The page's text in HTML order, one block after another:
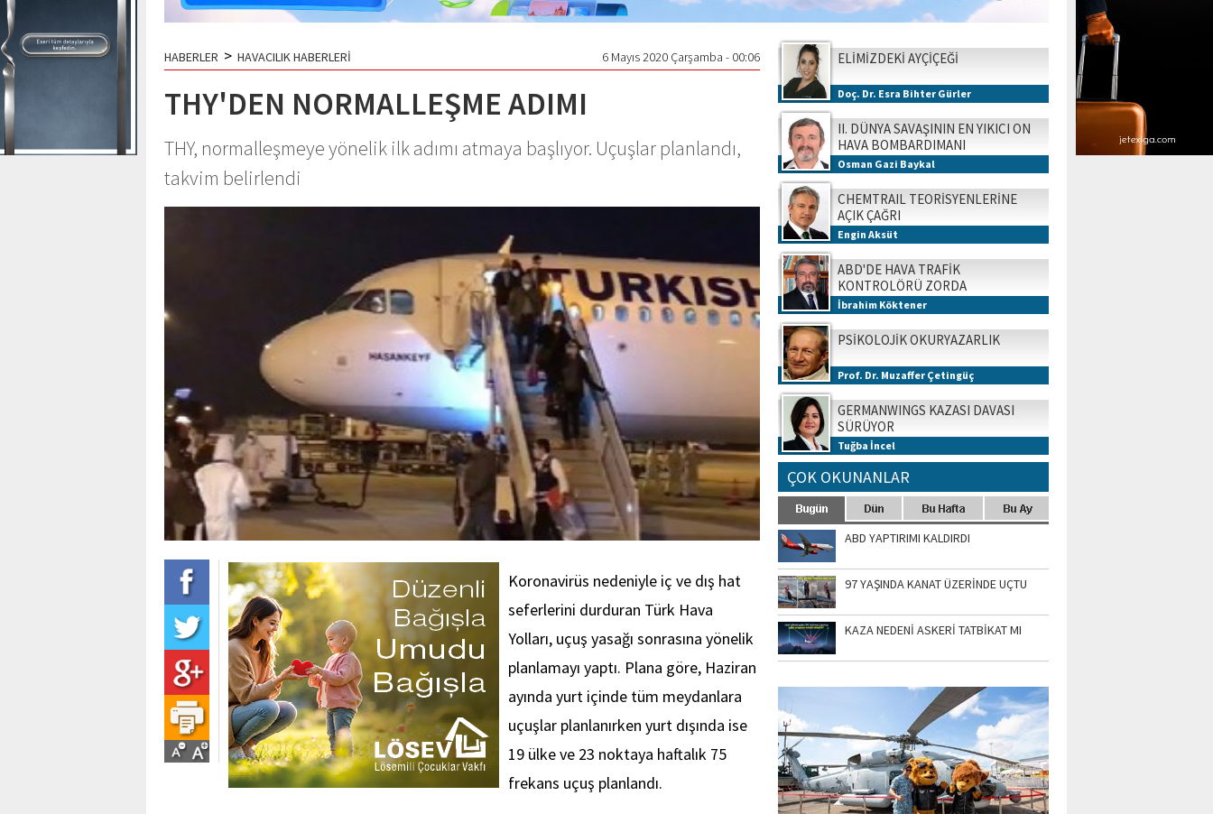
HABERLER > HAVACILIK HABERLERİ 6 Mayıs 2020 Çarşamba - 00:06
THY'DEN NORMALLEŞME ADIMI
THY, normalleşmeye yönelik ilk adımı atmaya başlıyor. Uçuşlar planlandı,
takvim belirlendi
Koronavirüs nedeniyle iç ve dış hat
seferlerini durduran Türk Hava
Yolları, uçuş yasağı sonrasına yönelik
planlamayı yaptı. Plana göre, Haziran
ayında yurt içinde tüm meydanlara
uçuşlar planlanırken yurt dışında ise
19 ülke ve 23 noktaya haftalık 75
frekans uçuş planlandı.
ELİMİZDEKİ AYÇİÇEĞİ
Doç. Dr. Esra Bihter Gürler
II. DÜNYA SAVAŞININ EN YIKICI ON
HAVA BOMBARDIMANI
Osman Gazi Baykal
CHEMTRAIL TEORİSYENLERİNE
AÇIK ÇAĞRI
Engin Aksüt
ABD'DE HAVA TRAFİK
KONTROLÖRÜ ZORDA
İbrahim Köktener
PSİKOLOJİK OKURYAZARLIK
Prof. Dr. Muzaffer Çetingüç
GERMANWINGS KAZASI DAVASI
SÜRÜYOR
Tuğba İncel
ÇOK OKUNANLAR
ABD YAPTIRIMI KALDIRDI
97 YAŞINDA KANAT ÜZERİNDE UÇTU
KAZA NEDENİ ASKERİ TATBİKAT MI
SİNGAPUR AIRSHOW-2020